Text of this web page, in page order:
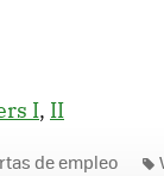
I, II
de empleo